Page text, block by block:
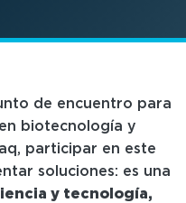
de encuentro para
biotecnología y
participar en este
soluciones: es una
y tecnología,